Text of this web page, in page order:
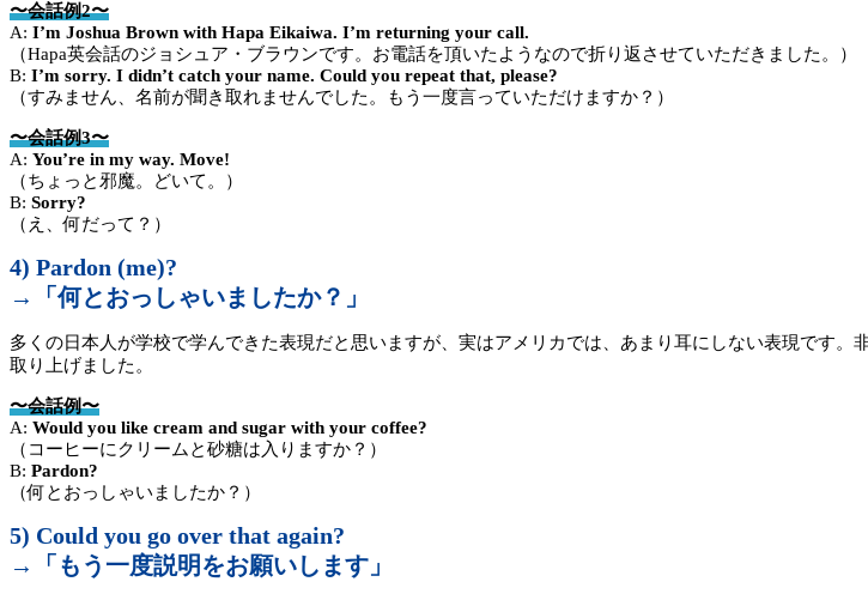
〜会話例2〜
A: I’m Joshua Brown with Hapa Eikaiwa. I’m returning your call.
（Hapa英会話のジョシュア・ブラウンです。お電話を頂いたようなので折り返させていただきました。）
B: I’m sorry. I didn’t catch your name. Could you repeat that, please?
（すみません、名前が聞き取れませんでした。もう一度言っていただけますか？）
〜会話例3〜
A: You’re in my way. Move!
（ちょっと邪魔。どいて。）
B: Sorry?
（え、何だって？）
4) Pardon (me)?
→「何とおっしゃいましたか？」
多くの日本人が学校で学んできた表現だと思いますが、実はアメリカでは、あまり耳にしない表現です
取り上げました。
〜会話例〜
A: Would you like cream and sugar with your coffee?
（コーヒーにクリームと砂糖は入りますか？）
B: Pardon?
（何とおっしゃいましたか？）
5) Could you go over that again?
→「もう一度説明をお願いします」